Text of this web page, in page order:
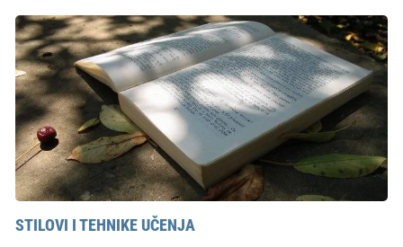
STILOVI I TEHNIKE UČENJA